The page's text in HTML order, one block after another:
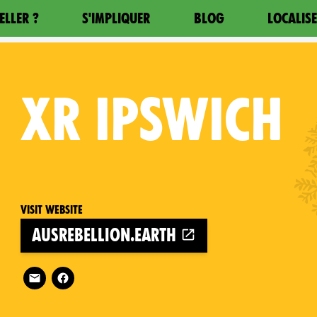
? S'IMPLIQUER BLOG
XR IPSWICH
Visit website
ausrebellion.earth
Follow XR Ipswich on